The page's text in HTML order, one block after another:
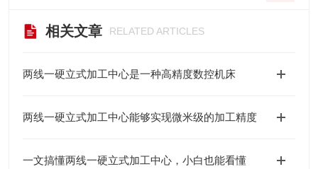
相关文章 RELATED ARTICLES
两线一硬立式加工中心是一种高精度数控机床
两线一硬立式加工中心能够实现微米级的加工精度
一文搞懂两线一硬立式加工中心，小白也能看懂